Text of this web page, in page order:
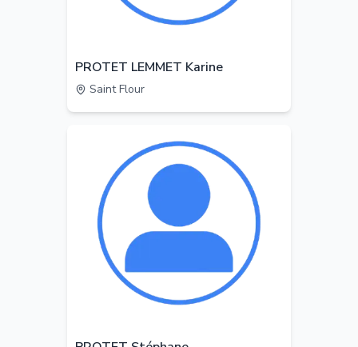
PROTET LEMMET Karine
Saint Flour